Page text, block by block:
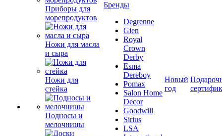
Приборы для
морепродуктов
Ножи для масла
и сыра
Ножи для
стейка
Подносы и
мелочницы
Бренды
Degrenne
Gien
Royal
Crown
Derby
Esma
Dereboy
Pomax
Salon Home
Decor
Goodwill
Sirius
LSA
Новый
год